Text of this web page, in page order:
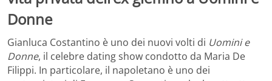
Donne
Gianluca Costantino è uno dei nuovi volti di Uomini e
Donne, il celebre dating show condotto da Maria De
Filippi. In particolare, il napoletano è uno dei